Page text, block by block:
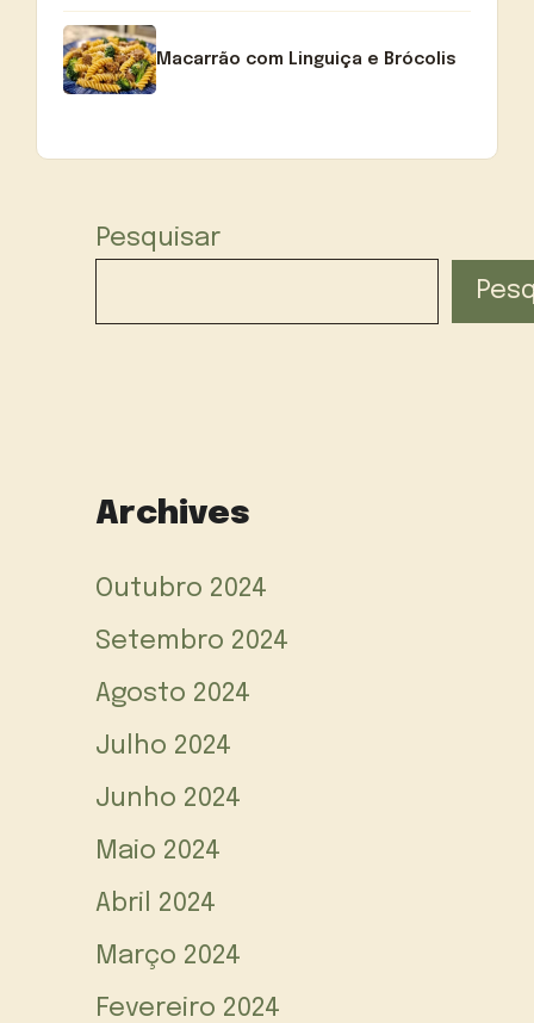
Macarrão com Linguiça e Brócolis
Pesquisar
Archives
Outubro 2024
Setembro 2024
Agosto 2024
Julho 2024
Junho 2024
Maio 2024
Abril 2024
Março 2024
Fevereiro 2024